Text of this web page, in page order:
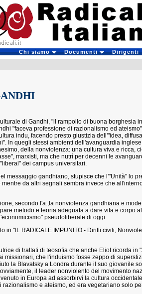
Chi siamo Documenti Dirigenti
di Gandhi, "il rampollo di buona borghesia
"faceva professione di razionalismo ed
indu, facendo presto giustizia dell'"idea,
In quegli stessi ambienti dell'avanguardia
della nonviolenza: una cultura viva e ricca,
marxisti, ma che nutrì per decenni le
dei campus universitari.
messaggio gandhiano, stupisce che l'"Unità" lo
da altri segnali sembra invece che
secondo l'a.,la nonviolenza gandhiana e
metodo e teoria adeguata a dare vita e corpo
pseudoliberale di oggi.
in "IL RADICALE IMPUNITO - Diritti civili,
di trattati di teosofia che anche Eliot ricorda in
missionari, che l'induismo fosse zeppo di
la Blavatsky a Londra durante il suo giovanile
il leader nonviolento del movimento
in Europa ad assorbirvi la cultura
e ateismo, ed era vegetariano solo